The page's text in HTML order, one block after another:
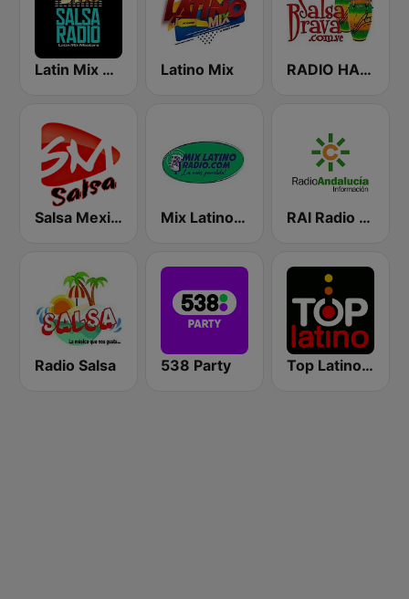
Latin Mix Masters Salsa Radio Latino Mix RADIO HABANA SON CUBA
Salsa Mexico Mix Latino Radio RAI Radio Andalucía Información
Radio Salsa 538 Party Top Latino Radio